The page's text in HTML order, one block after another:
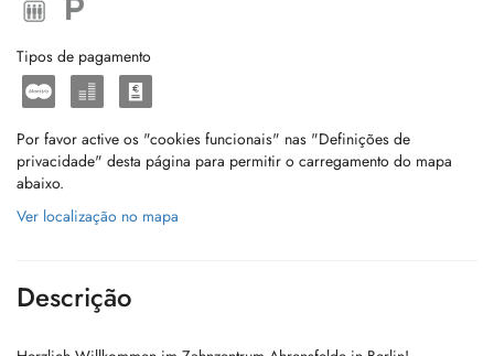
Tipos de pagamento
Por favor active os "cookies funcionais" nas "Definições de
privacidade" desta página para permitir o carregamento do mapa
abaixo.
Ver localização no mapa
Descrição